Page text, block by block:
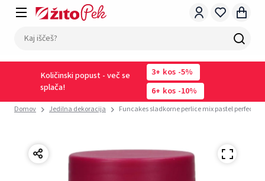
Količinski popust - več se
splača!
3 kos -5%
6
kos -10%
Domov Jedilna dekoracija Funcakes sladkorne perlice mix pastel perfect